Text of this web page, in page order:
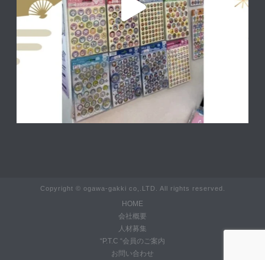
Copyright © ogawa-gakki co,.LTD. All rights reserved.
HOME
会社概要
人材募集
“P.T.C “会員のご案内
お問い合わせ